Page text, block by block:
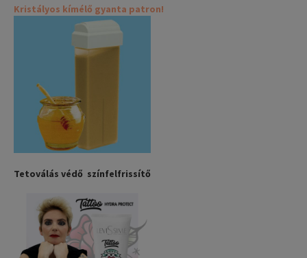
Kristályos kímélő gyanta patron!
Tetoválás védő színfelfrissítő